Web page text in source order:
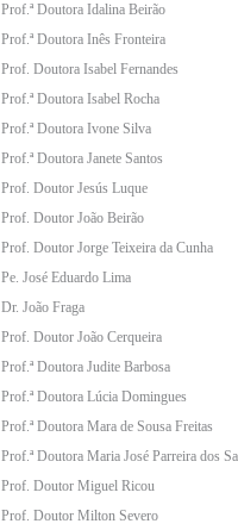
Prof.ª Doutora Idalina Beirão
Prof.ª Doutora Inês Fronteira
Prof. Doutora Isabel Fernandes
Prof.ª Doutora Isabel Rocha
Prof.ª Doutora Ivone Silva
Prof.ª Doutora Janete Santos
Prof. Doutor Jesús Luque
Prof. Doutor João Beirão
Prof. Doutor Jorge Teixeira da Cunha
Pe. José Eduardo Lima
Dr. João Fraga
Prof. Doutor João Cerqueira
Prof.ª Doutora Judite Barbosa
Prof.ª Doutora Lúcia Domingues
Prof.ª Doutora Mara de Sousa Freitas
Prof.ª Doutora Maria José Parreira dos
Prof. Doutor Miguel Ricou
Prof. Doutor Milton Severo